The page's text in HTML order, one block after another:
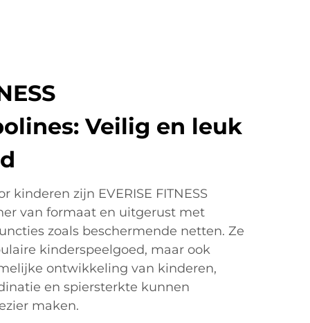
Veilig en leuk
kinderen zijn EVERISE FITNESS
van formaat en uitgerust met
zoals beschermende netten. Ze
kinderspeelgoed, maar ook
ontwikkeling van kinderen,
en spiersterkte kunnen
maken.